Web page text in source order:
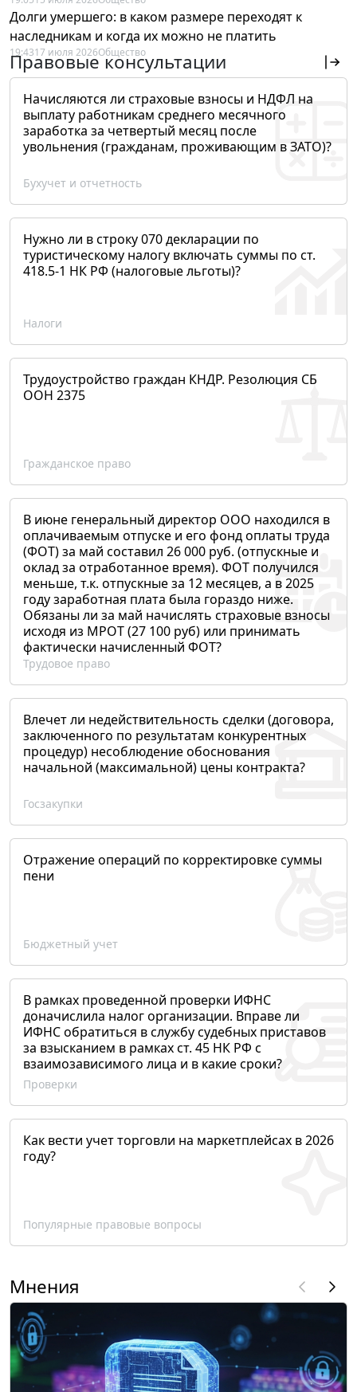
Долги умершего: в каком размере переходят к
наследникам и когда их можно не платить
19:4317 июля 2026Общество
Правовые консультации
Начисляются ли страховые взносы и НДФЛ на
выплату работникам среднего месячного
заработка за четвертый месяц после
увольнения (гражданам, проживающим в ЗАТО)?
Бухучет и отчетность
Нужно ли в строку 070 декларации по
туристическому налогу включать суммы по ст.
418.5-1 НК РФ (налоговые льготы)?
Налоги
Трудоустройство граждан КНДР. Резолюция СБ
ООН 2375
Гражданское право
В июне генеральный директор ООО находился в
оплачиваемым отпуске и его фонд оплаты труда
(ФОТ) за май составил 26 000 руб. (отпускные и
оклад за отработанное время). ФОТ получился
меньше, т.к. отпускные за 12 месяцев, а в 2025
году заработная плата была гораздо ниже.
Обязаны ли за май начислять страховые взносы
исходя из МРОТ (27 100 руб) или принимать
фактически начисленный ФОТ?
Трудовое право
Влечет ли недействительность сделки (договора,
заключенного по результатам конкурентных
процедур) несоблюдение обоснования
начальной (максимальной) цены контракта?
Госзакупки
Отражение операций по корректировке суммы
пени
Бюджетный учет
В рамках проведенной проверки ИФНС
доначислила налог организации. Вправе ли
ИФНС обратиться в службу судебных приставов
за взысканием в рамках ст. 45 НК РФ с
взаимозависимого лица и в какие сроки?
Проверки
Как вести учет торговли на маркетплейсах в 2026
году?
Популярные правовые вопросы
Мнения